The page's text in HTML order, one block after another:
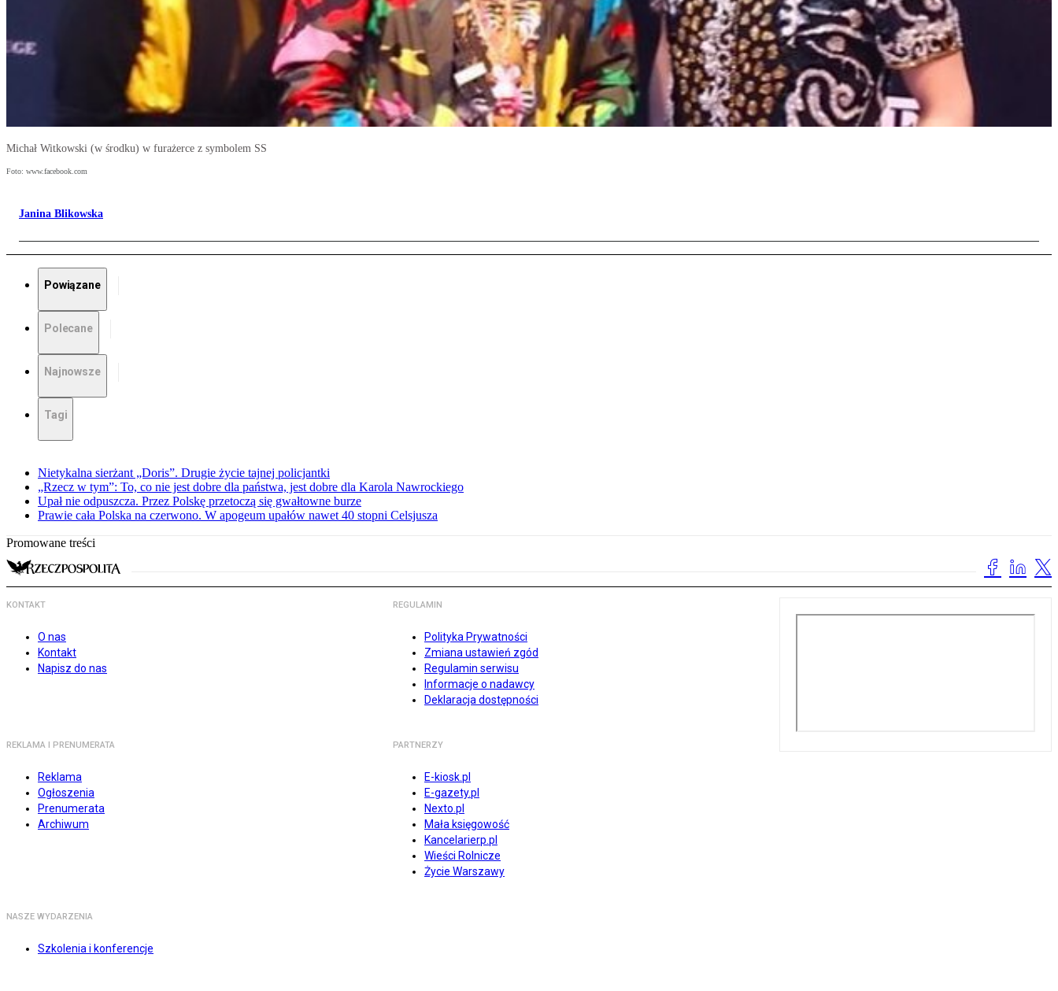
Michał Witkowski (w środku) w furażerce z symbolem SS
Foto: www.facebook.com
Janina Blikowska
Powiązane
Polecane
Najnowsze
Tagi
Nietykalna sierżant „Doris”. Drugie życie tajnej policjantki
„Rzecz w tym”: To, co nie jest dobre dla państwa, jest dobre dla Karola Nawrockiego
Upał nie odpuszcza. Przez Polskę przetoczą się gwałtowne burze
Prawie cała Polska na czerwono. W apogeum upałów nawet 40 stopni Celsjusza
Promowane treści
KONTAKT
O nas
Kontakt
Napisz do nas
REGULAMIN
Polityka Prywatności
Zmiana ustawień zgód
Regulamin serwisu
Informacje o nadawcy
Deklaracja dostępności
REKLAMA I PRENUMERATA
Reklama
Ogłoszenia
Prenumerata
Archiwum
PARTNERZY
E-kiosk.pl
E-gazety.pl
Nexto.pl
Mała księgowość
Kancelarierp.pl
Wieści Rolnicze
Życie Warszawy
NASZE WYDARZENIA
Szkolenia i konferencje